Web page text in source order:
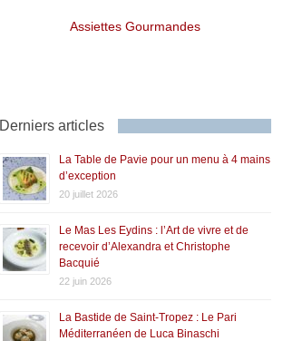
Assiettes Gourmandes
Derniers articles
La Table de Pavie pour un menu à 4 mains
d’exception
20 juillet 2026
Le Mas Les Eydins : l’Art de vivre et de
recevoir d’Alexandra et Christophe
Bacquié
22 juin 2026
La Bastide de Saint-Tropez : Le Pari
Méditerranéen de Luca Binaschi